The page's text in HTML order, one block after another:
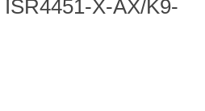
ISR4451-X-AX/K9-